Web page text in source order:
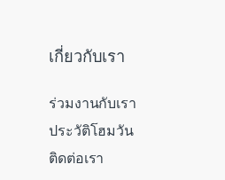
เกี่ยวกับเรา
ร่วมงานกับเรา
ประวัติโฮมวัน
ติดต่อเรา